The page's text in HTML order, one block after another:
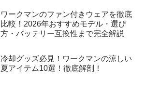
ワークマンのファン付きウェアを徹底
比較！2026年おすすめモデル・選び
方・バッテリー互換性まで完全解説
冷却グッズ必見！ワークマンの涼しい
夏アイテム10選！徹底解剖！